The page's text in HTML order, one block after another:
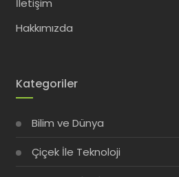
İletişim
Hakkımızda
Kategoriler
Bilim ve Dünya
Çiçek İle Teknoloji